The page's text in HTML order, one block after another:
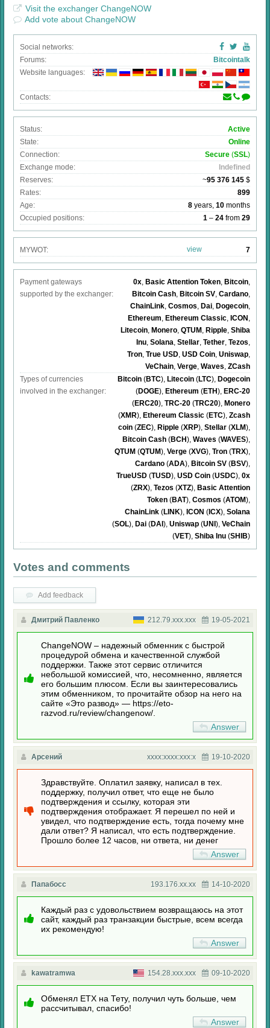
Visit the exchanger ChangeNOW
Add vote about ChangeNOW
Social networks:
Forums:
Bitcointalk
Website languages:
Contacts:
Status:
Active
State:
Online
Connection:
Secure (SSL)
Exchange mode:
Indefined
Reserves:
~95 376 145 $
Rates:
899
Age:
8 years, 10 months
Occupied positions:
1 – 24 from 29
MYWOT: view 7
Payment gateways
supported by the exchanger:
0x, Basic Attention Token, Bitcoin,
Bitcoin Cash, Bitcoin SV, Cardano,
ChainLink, Cosmos, Dai, Dogecoin,
Ethereum, Ethereum Classic, ICON ,
Litecoin, Monero, QTUM , Ripple, Shiba
Inu, Solana, Stellar, Tether, Tezos,
Tron, True USD, USD Coin, Uniswap,
VeChain, Verge, Waves, ZCash
Types of currencies
involved in the exchanger:
Bitcoin (BTC), Litecoin (LTC), Dogecoin
(DOGE), Ethereum (ETH), ERC-20
(ERC20), TRC-20 (TRC20), Monero
(XMR), Ethereum Classic (ETC), Zcash
coin (ZEC), Ripple (XRP), Stellar (XLM),
Bitcoin Cash (BCH), Waves (WAVES),
QTUM (QTUM), Verge (XVG), Tron (TRX),
Cardano (ADA), Bitcoin SV (BSV),
TrueUSD (TUSD), USD Coin (USDC), 0x
(ZRX), Tezos (XTZ), Basic Attention
Token (BAT), Cosmos (ATOM),
ChainLink (LINK), ICON ( ICX), Solana
(SOL), Dai (DAI ), Uniswap (UNI ), VeChain
(VET), Shiba Inu (SHIB)
Votes and comments
Add feedback
Дмитрий Павленко 19-05-2021
212.79.xxx.xxx
ChangeNOW – надежный обменник с быстрой
процедурой обмена и качественной службой
поддержки. Также этот сервис отличится
небольшой комиссией, что, несомненно, является
его большим плюсом. Если вы заинтересовались
этим обменником, то прочитайте обзор на него на
сайте «Это развод» — https://eto-
razvod.ru/review/changenow/.
Answer
Арсений 19-10-2020
xxxx:xxxx:xxx:x
Здравствуйте. Оплатил заявку, написал в тех.
поддержку, получил ответ, что еще не было
подтверждения и ссылку, которая эти
подтверждения отображает. Я перешел по ней и
увидел, что подтверждение есть, тогда почему мне
дали ответ? Я написал, что есть подтверждение.
Прошло более 12 часов, ни ответа, ни денег
Answer
Папабосс 14-10-2020
193.176.xx.xx
Каждый раз с удовольствием возвращаюсь на этот
сайт, каждый раз транзакции быстрые, всем всегда
их рекомендую!
Answer
kawatramwa 09-10-2020
154.28.xxx.xxx
Обменял ЕТХ на Тету, получил чуть больше, чем
рассчитывал, спасибо!
Answer